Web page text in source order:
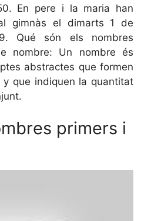
En pere i la maria han
gimnàs el dimarts 1 de
Qué són els nombres
nombre: Un nombre és
abstractes que formen
y que indiquen la quantitat
primers i